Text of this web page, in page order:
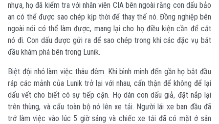
nhựa, họ đã kiểm tra với nhân viên CIA bên ngoài rằng con dấu bảo
an có thể được sao chép kịp thời để thay thế nó. Đồng nghiệp bên
ngoài nói có thể làm được, mang lại cho họ điều kiện cần để cắt
nó đi. Con dấu được gửi ra để sao chép trong khi các đặc vụ bắt
đầu khám phá bên trong Lunik.
Biệt đội nhỏ làm việc thâu đêm. Khi bình minh đến gần họ bắt đầu
ráp các mảnh của Lunik trở lại với nhau, cẩn thận để không để lại
dấu vết cho biết có sự tiếp cận. Họ dán con dấu giả, đặt nắp lại
trên thùng, và cẩu toàn bộ nó lên xe tải. Người lái xe ban đầu đã
trở làm việc vào lúc 5 giờ sáng và chiếc xe tải đã có mặt ở sân